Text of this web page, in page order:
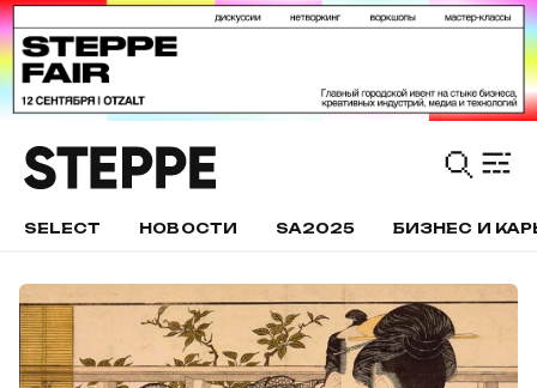
SELECT НОВОСТИ SA2025 БИЗНЕС И